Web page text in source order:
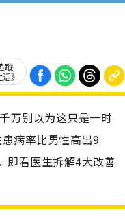
蹤
》
万别以为这只是一时
病率比男性高出9
即看医生拆解4大改善